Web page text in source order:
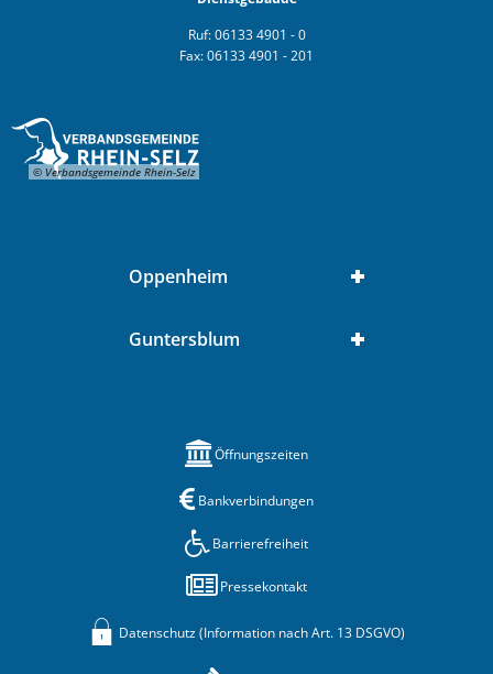
Ruf: 06133 4901 - 0
Fax: 06133 4901 - 201
© Verbandsgemeinde Rhein-Selz
Oppenheim
Guntersblum
Öffnungszeiten
Bankverbindungen
Barrierefreiheit
Pressekontakt
Datenschutz (Information nach Art. 13 DSGVO)